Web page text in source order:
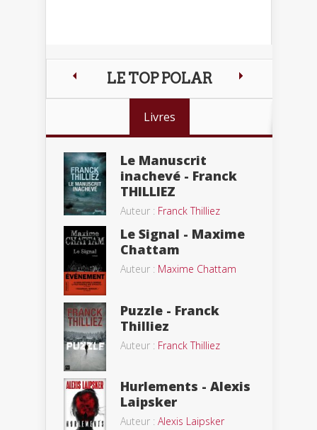
LE TOP POLAR
Livres
Le Manuscrit
inachevé - Franck
THILLIEZ
Auteur : Franck Thilliez
Le Signal - Maxime
Chattam
Auteur : Maxime Chattam
Puzzle - Franck
Thilliez
Auteur : Franck Thilliez
Hurlements - Alexis
Laipsker
Auteur : Alexis Laipsker